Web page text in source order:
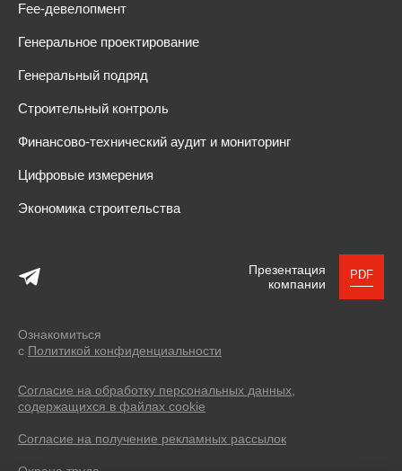
Fee-девелопмент
Генеральное проектирование
Генеральный подряд
Строительный контроль
Финансово-технический аудит и мониторинг
Цифровые измерения
Экономика строительства
Презентация
компании
PDF
Ознакомиться
с Политикой конфиденциальности
Согласие на обработку персональных данных,
содержащихся в файлах cookie
Согласие на получение рекламных рассылок